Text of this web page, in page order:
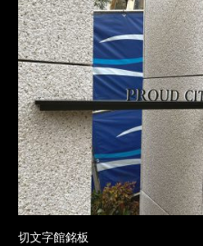
切文字館銘板